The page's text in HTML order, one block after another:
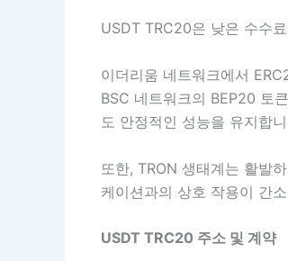
USDT TRC20은 낮은 수수
이더리움 네트워크에서
BSC 네트워크의 BEP20 토
도 안정적인 성능을 유지합
또한, TRON 생태계는 활발
케이션과의 상호 작용이 간
USDT TRC20 주소 및 계약